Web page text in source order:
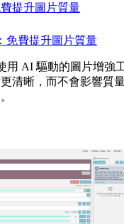
提升圖片質量
免費提升圖片質量
使用 AI 驅動的圖片增強
清晰，而不會影響質量